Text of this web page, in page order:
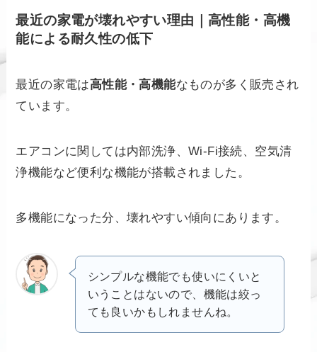
最近の家電が壊れやすい理由｜高性能・高機
能による耐久性の低下
最近の家電は高性能・高機能なものが多く販売され
ています。
エアコンに関しては内部洗浄、Wi-Fi接続、空気清
浄機能など便利な機能が搭載されました。
多機能になった分、壊れやすい傾向にあります。
シンプルな機能でも使いにくいと
いうことはないので、機能は絞っ
ても良いかもしれませんね。